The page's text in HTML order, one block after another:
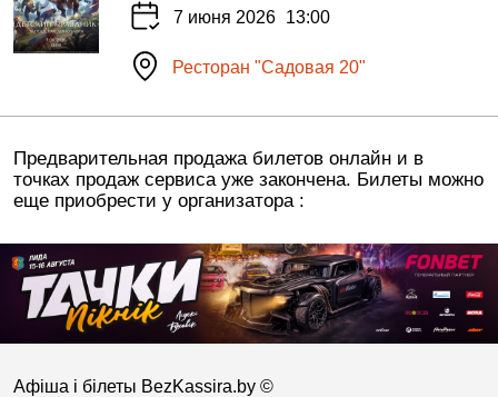
7 июня 2026 13:00
Ресторан "Садовая 20"
Предварительная продажа билетов онлайн и в
точках продаж сервиса уже закончена. Билеты можно
еще приобрести у организатора :
Афіша і білеты BezKassira.by ©